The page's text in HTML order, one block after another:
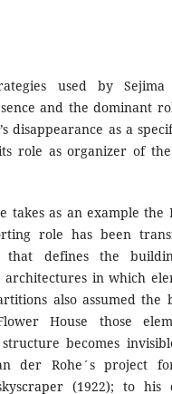
used by
and the dominant
disappearance as a
role as organizer of
takes as an example the
role has been
that defines the
architectures in which
also assumed the
House those
becomes
der Rohe´s project
(1922); to